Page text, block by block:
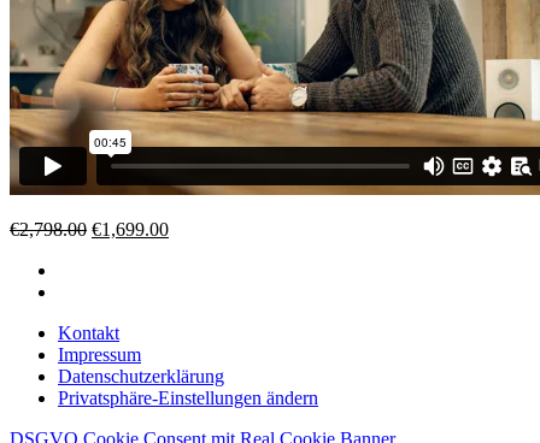
€2,798.00 Ursprünglicher
€1,699.00Aktueller
Kontakt
Impressum
Datenschutzerklärung
Privatsphäre-Einstellungen ändern
DSGVO Cookie Consent mit Real Cookie Banner